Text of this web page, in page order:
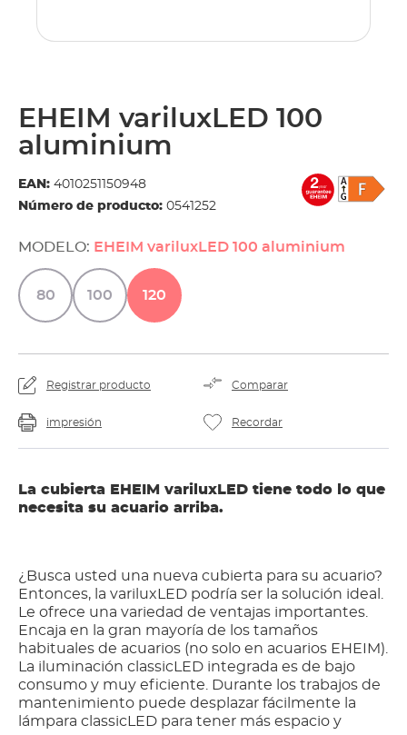
EHEIM variluxLED 100
aluminium
EAN: 4010251150948
Número de producto: 0541252
MODELO: EHEIM variluxLED 100 aluminium
80 100 120
Registrar producto Comparar
impresión Recordar
La cubierta EHEIM variluxLED tiene todo lo que
necesita su acuario arriba.
¿Busca usted una nueva cubierta para su acuario?
Entonces, la variluxLED podría ser la solución ideal.
Le ofrece una variedad de ventajas importantes.
Encaja en la gran mayoría de los tamaños
habituales de acuarios (no solo en acuarios EHEIM).
La iluminación classicLED integrada es de bajo
consumo y muy eficiente. Durante los trabajos de
mantenimiento puede desplazar fácilmente la
lámpara classicLED para tener más espacio y